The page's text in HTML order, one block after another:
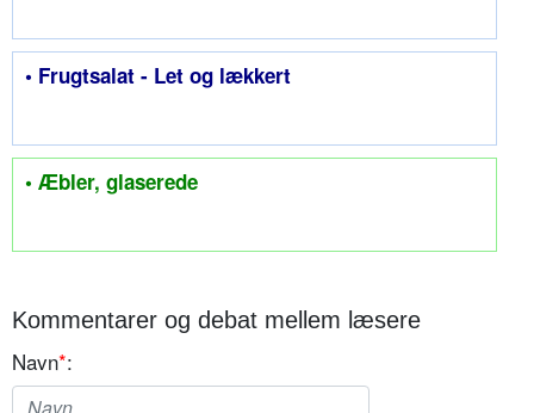
• Frugtsalat - Let og lækkert
• Æbler, glaserede
Kommentarer og debat mellem læsere
Navn*: